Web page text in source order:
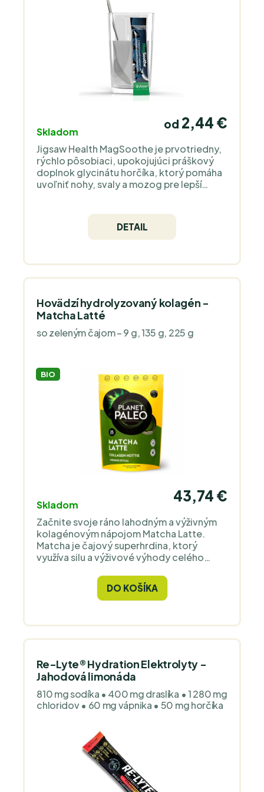
individuálnom zvážení, najmä pri zvýšenej
Skladom
od 2,44 €
Jigsaw Health MagSoothe je prvotriedny,
rýchlo pôsobiaci, upokojujúci práškový
doplnok glycinátu horčíka, ktorý pomáha
uvoľniť nohy, svaly a mozog pre lepší
vstrebateľnosti a účinnosti.
DETAIL
Hovädzí hydrolyzovaný kolagén -
Matcha Latté
so zeleným čajom – 9 g, 135 g, 225 g
BIO
Skladom
43,74 €
Začnite svoje ráno lahodným a výživným
kolagénovým nápojom Matcha Latte.
Matcha je čajový superhrdina, ktorý
využíva silu a výživové výhody celého
ázijskej kultúry, ktorá ho používa na ranné
a popoludňajšie "nakopnutie".
DO KOŠÍKA
Re-Lyte® Hydration Elektrolyty -
Jahodová limonáda
810 mg sodíka • 400 mg draslíka • 1 280 mg
chloridov • 60 mg vápnika • 50 mg horčíka